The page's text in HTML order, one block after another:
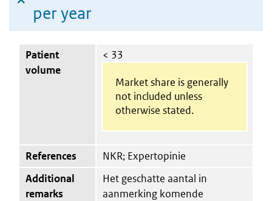
per year
Patient
volume
< 33
Market share is generally
not included unless
otherwise stated.
References
NKR; Expertopinie
Additional
remarks
Het geschatte aantal in
aanmerking komende